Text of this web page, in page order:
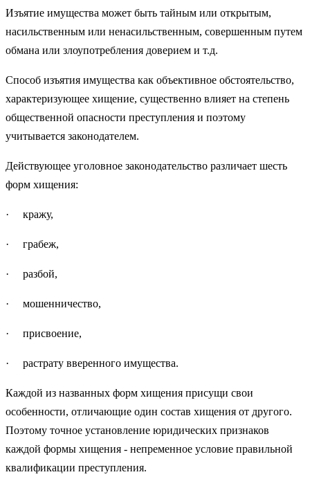
Изъятие имущества может быть тайным или открытым,
насильственным или ненасильственным, совершенным путем
обмана или злоупотребления доверием и т.д.
Способ изъятия имущества как объективное обстоятельство,
характеризующее хищение, существенно влияет на степень
общественной опасности преступления и поэтому
учитывается законодателем.
Действующее уголовное законодательство различает шесть
форм хищения:
· кражу,
· грабеж,
· разбой,
· мошенничество,
· присвоение,
· растрату вверенного имущества.
Каждой из названных форм хищения присущи свои
особенности, отличающие один состав хищения от другого.
Поэтому точное установление юридических признаков
каждой формы хищения - непременное условие правильной
квалификации преступления.